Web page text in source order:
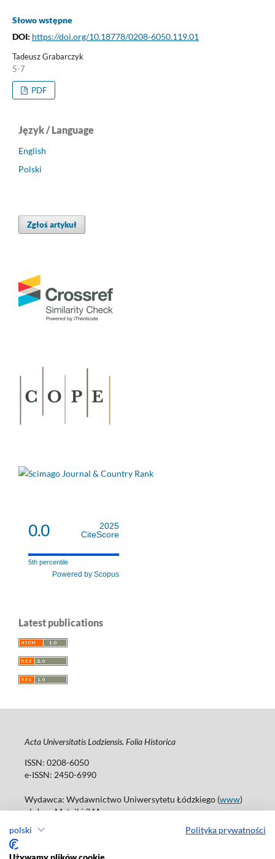
polski Polityka prywatności
Używamy plików cookie
Słowo wstępne
DOI: https://doi.org/10.18778/0208-6050.119.01
Tadeusz Grabarczyk
5-7
PDF
Język / Language
English
Polski
Zgłoś artykuł
0.0
2025
CiteScore
5th percentile
Powered by Scopus
Latest publications
Acta Universitatis Lodziensis. Folia Historica
ISSN: 0208-6050
e-ISSN: 2450-6990
Wydawca: Wydawnictwo Uniwersytetu Łódzkiego (www)
ul. Jana Matejki 34A
Tel.: 42 235 01 65, fax: 42 66 55 86